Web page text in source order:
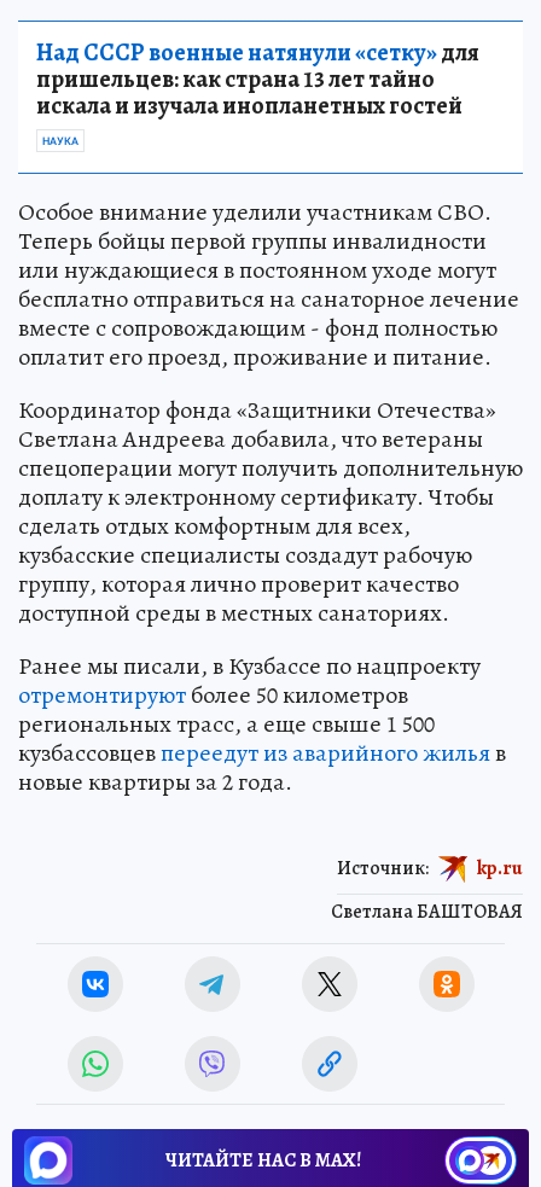
Над СССР военные натянули «сетку»для
пришельцев: как страна 13 лет тайно
искала и изучала инопланетных гостей
НАУКА
Особое внимание уделили участникам СВО.
Теперь бойцы первой группы инвалидности
или нуждающиеся в постоянном уходе могут
бесплатно отправиться на санаторное лечение
вместе с сопровождающим - фонд полностью
оплатит его проезд, проживание и питание.
Координатор фонда «Защитники Отечества»
Светлана Андреева добавила, что ветераны
спецоперации могут получить дополнительную
доплату к электронному сертификату. Чтобы
сделать отдых комфортным для всех,
кузбасские специалисты создадут рабочую
группу, которая лично проверит качество
доступной среды в местных санаториях.
Ранее мы писали, в Кузбассе по нацпроекту
отремонтируютболее 50 километров
региональных трасс, а еще свыше 1 500
кузбассовцевпереедут из аварийного жильяв
новые квартиры за 2 года.
Светлана БАШТОВАЯ
Источник: kp.ru
ЧИТАЙТЕ НАС В МАХ!